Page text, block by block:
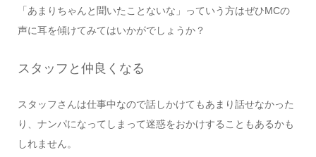
「あまりちゃんと聞いたことないな」っていう方はぜひMCの
声に耳を傾けてみてはいかがでしょうか？
スタッフと仲良くなる
スタッフさんは仕事中なので話しかけてもあまり話せなかった
り、ナンパになってしまって迷惑をおかけすることもあるかも
しれません。